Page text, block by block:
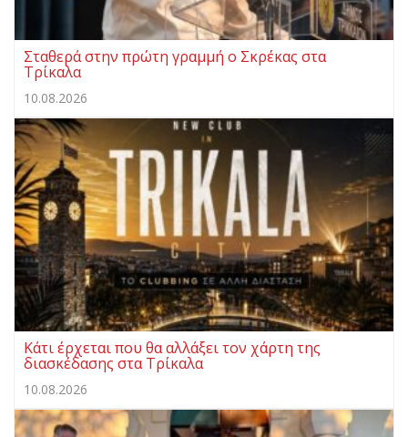
Σταθερά στην πρώτη γραμμή ο Σκρέκας στα
Τρίκαλα
10.08.2026
Κάτι έρχεται που θα αλλάξει τον χάρτη της
διασκέδασης στα Τρίκαλα
10.08.2026